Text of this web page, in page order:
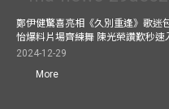
鄭伊健驚喜亮相《久別重逢》歌迷
怡爆料片場齊練舞 陳光榮讚歎秒速
2024-12-29
More